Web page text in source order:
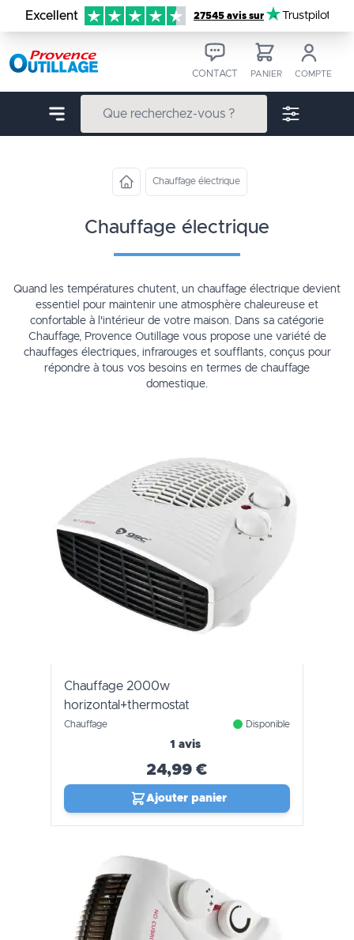
Aller au contenu
Excellent 27545 avis sur Trustpilot
CONTACT PANIER COMPTE
Chauffage électrique
chauffage électrique
Quand les températures chutent, un chauffage électrique devient
essentiel pour maintenir une atmosphère chaleureuse et
confortable à l'intérieur de votre maison. Dans sa catégorie
Chauffage, Provence Outillage vous propose une variété de
chauffages électriques, infrarouges et soufflants, conçus pour
répondre à tous vos besoins en termes de chauffage
domestique.
Chauffage 2000w
horizontal+thermostat
Chauffage Disponible
1 avis
24,99 €
Ajouter panier